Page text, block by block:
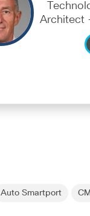
Architect
Auto Smartport CM